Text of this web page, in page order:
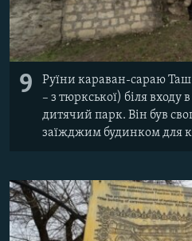
9
Руїни караван-сараю
– з тюркської) біля
дитячий парк. Він був
заїжджим будинком для